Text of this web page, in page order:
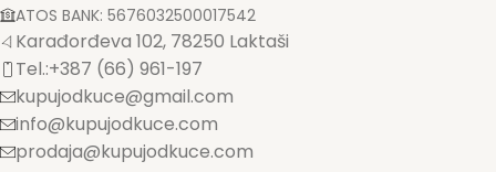
ATOS BANK: 5676032500017542
Karađorđeva 102, 78250 Laktaši
Tel.:+387 (66) 961-197
kupujodkuce@gmail.com
info@kupujodkuce.com
prodaja@kupujodkuce.com